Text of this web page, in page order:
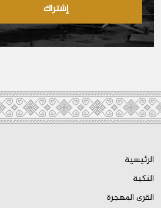
إشتراك
الرئيسية
النكبة
القرى المهجرة